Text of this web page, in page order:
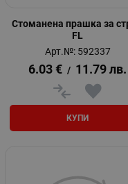
Стоманена прашка за
FL
Арт.№: 592337
6.03 € / 11.79 лв.
КУПИ